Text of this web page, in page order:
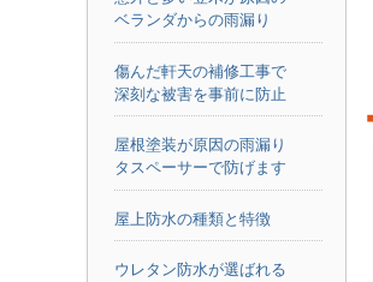
ベランダからの雨漏り
傷んだ軒天の補修工事で
深刻な被害を事前に防止
屋根塗装が原因の雨漏り
タスペーサーで防げます
屋上防水の種類と特徴
ウレタン防水が選ばれる